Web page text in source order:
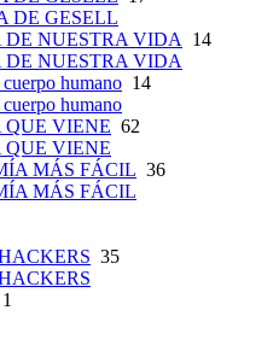
DE GESELL
DE NUESTRA VIDA 14
DE NUESTRA VIDA
humano 14
humano
VIENE 62
VIENE
MÁS FÁCIL 36
MÁS FÁCIL
35
1